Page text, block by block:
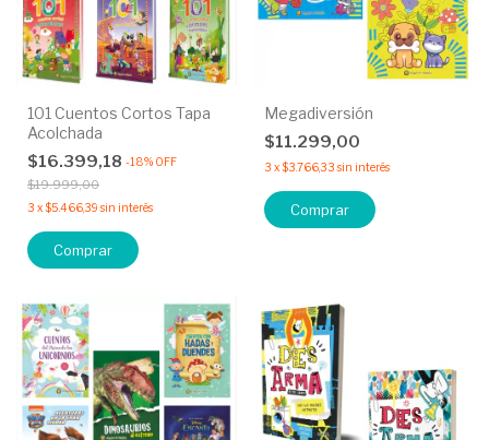
101 Cuentos Cortos Tapa
Acolchada
$16.399,18 -18% OFF
$19.999,00
3 x$5.466,39 sin interés
Comprar
Megadiversión
$11.299,00
3 x$3.766,33 sin interés
Comprar